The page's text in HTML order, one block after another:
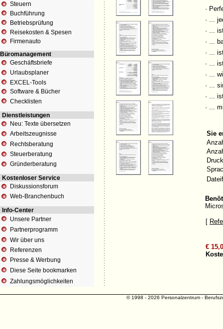
Steuern
Buchführung
Betriebsprüfung
Reisekosten & Spesen
Firmenauto
Büromanagement
Geschäftsbriefe
Urlaubsplaner
EXCEL-Tools
Software & Bücher
Checklisten
Dienstleistungen
Neu: Texte übersetzen
Arbeitszeugnisse
Rechtsberatung
Steuerberatung
Gründerberatung
Kostenloser Service
Diskussionsforum
Web-Branchenbuch
Info-Center
Unsere Partner
Partnerprogramm
Wir über uns
Referenzen
Presse & Werbung
Diese Seite bookmarken
Zahlungsmöglichkeiten
·
· ...
· ...
· ...
· ...
· ...
· ...
· ...
· ...
· ...
Sie
[
€
© 1998 - 2026 Personalzentrum -